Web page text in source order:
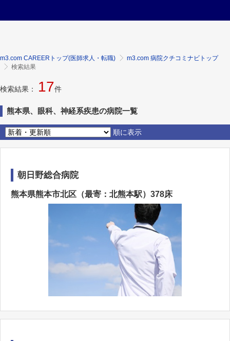
m3.com CAREERトップ(医師求人・転職)
m3.com 病院クチコミナビトップ
検索結果
検索結果： 17件
熊本県、眼科、神経系疾患の病院一覧
順に表示
朝日野総合病院
熊本県熊本市北区（最寄：北熊本駅）378床